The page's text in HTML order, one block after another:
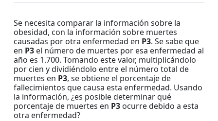
Se necesita comparar la información sobre la
obesidad, con la información sobre muertes
causadas por otra enfermedad en P3. Se sabe que
en P3 el número de muertes por esa enfermedad al
año es 1.700. Tomando este valor, multiplicándolo
por cien y dividiéndolo entre el número total de
muertes en P3, se obtiene el porcentaje de
fallecimientos que causa esta enfermedad. Usando
la información, ¿es posible determinar qué
porcentaje de muertes en P3 ocurre debido a esta
otra enfermedad?